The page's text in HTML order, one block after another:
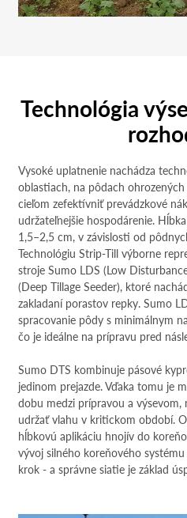
Technológia
Vysoké uplatnenie nachádza
oblastiach, na pôdach
cieľom zefektívniť prevádzkové
udržateľnejšie hospodárenie.
1,5–2,5 cm, v závislosti od
Technológiu Strip-Till výborne
stroje Sumo LDS (Low
(Deep Tillage Seeder), ktoré
zakladaní porastov repky. Sumo
spracovanie pôdy s minimálnym
čo je ideálne na prípravu pred
Sumo DTS kombinuje pásové
jedinom prejazde. Vďaka tomu je
dobu medzi prípravou a výsevom,
udržať vlahu v kritickom období.
hĺbkovú aplikáciu hnojív do
vývoj silného koreňového
krok - a správne siatie je základ